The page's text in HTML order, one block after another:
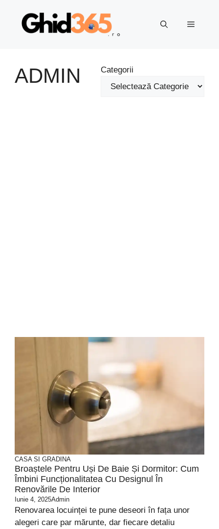
conținut
Meniu
ADMIN Categorii
CASA SI GRADINA
Broaștele Pentru Uși De Baie Și Dormitor: Cum
Îmbini Funcționalitatea Cu Designul În
Renovările De Interior
Iunie 4, 2025Admin
Renovarea locuinței te pune deseori în fața unor
alegeri care par mărunte, dar fiecare detaliu